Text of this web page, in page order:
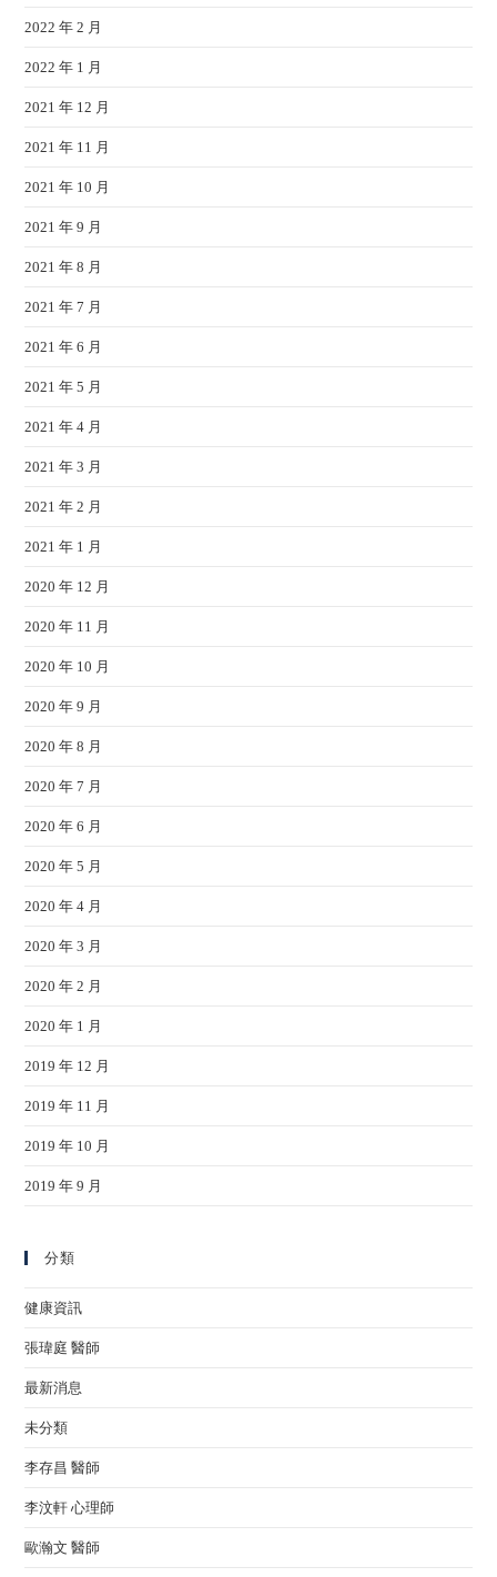
2022 年 2 月
2022 年 1 月
2021 年 12 月
2021 年 11 月
2021 年 10 月
2021 年 9 月
2021 年 8 月
2021 年 7 月
2021 年 6 月
2021 年 5 月
2021 年 4 月
2021 年 3 月
2021 年 2 月
2021 年 1 月
2020 年 12 月
2020 年 11 月
2020 年 10 月
2020 年 9 月
2020 年 8 月
2020 年 7 月
2020 年 6 月
2020 年 5 月
2020 年 4 月
2020 年 3 月
2020 年 2 月
2020 年 1 月
2019 年 12 月
2019 年 11 月
2019 年 10 月
2019 年 9 月
分類
健康資訊
張瑋庭 醫師
最新消息
未分類
李存昌 醫師
李汶軒 心理師
歐瀚文 醫師